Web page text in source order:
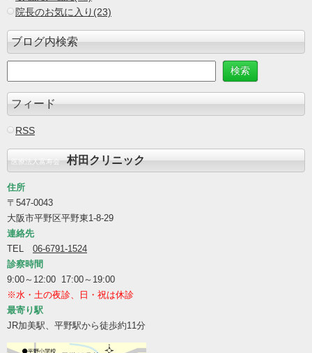
院長のお気に入り(23)
ブログ内検索
フィード
RSS
医療法人富寿会村田クリニック
住所
〒547-0043
大阪市平野区平野東1-8-29
連絡先
TEL 06-6791-1524
診察時間
9:00～12:00 17:00～19:00
※水・土の夜診、日・祝は休診
最寄り駅
JR加美駅、平野駅から徒歩約11分